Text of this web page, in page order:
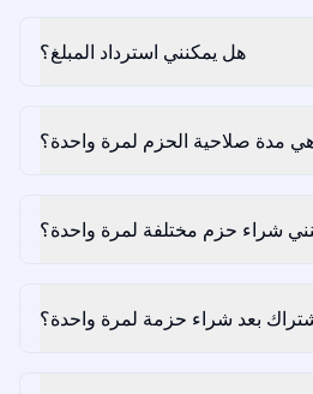
هل يمكنني استرداد المبلغ؟
مدة صلاحية الحزم لمرة واحدة؟
شراء حزم مختلفة لمرة واحدة؟
بعد شراء حزمة لمرة واحدة؟